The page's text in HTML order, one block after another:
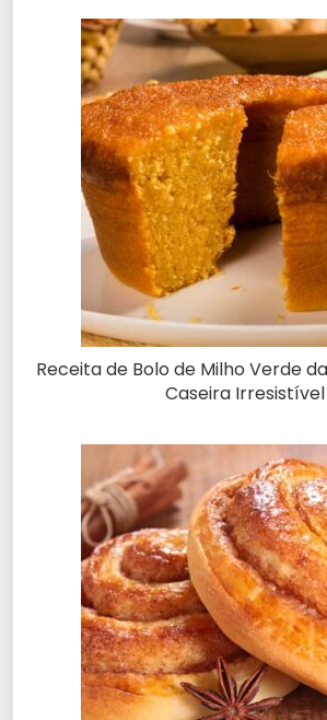
Receita de Bolo de Milho Verde
Caseira Irresistível